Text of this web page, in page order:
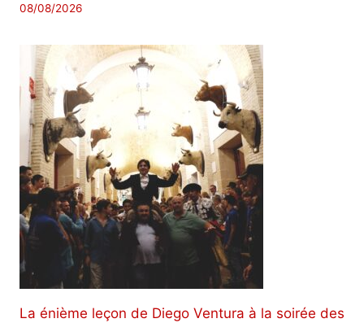
08/08/2026
La énième leçon de Diego Ventura à la soirée des